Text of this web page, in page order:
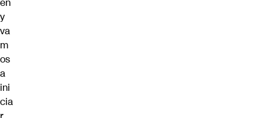
y
va
m
os
a
ini
cia